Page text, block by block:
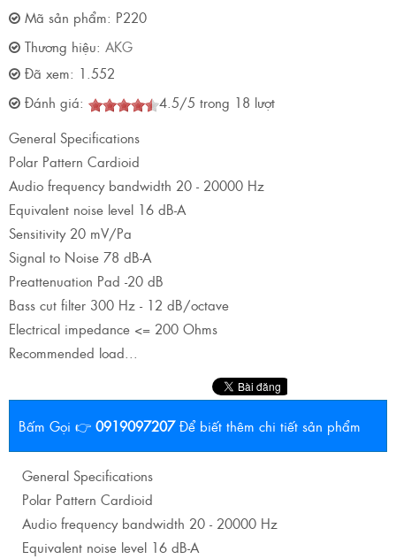
Mã sản phẩm: P220
Thương hiệu: AKG
Đã xem: 1.552
Đánh giá:
4.5/5 trong 18 lượt
General Specifications
Polar Pattern Cardioid
Audio frequency bandwidth 20 - 20000 Hz
Equivalent noise level 16 dB-A
Sensitivity 20 mV/Pa
Signal to Noise 78 dB-A
Preattenuation Pad -20 dB
Bass cut filter 300 Hz - 12 dB/octave
Electrical impedance <= 200 Ohms
Recommended load...
Bấm Gọi 👉 0919097207 Để biết thêm chi tiết sản phẩm
General Specifications
Polar Pattern Cardioid
Audio frequency bandwidth 20 - 20000 Hz
Equivalent noise level 16 dB-A